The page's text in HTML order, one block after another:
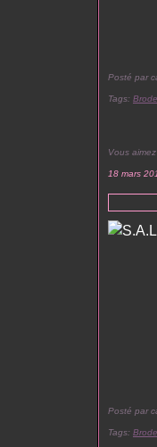
Posté par
Tags:
Vous
18 mars
Posté par
Tags: